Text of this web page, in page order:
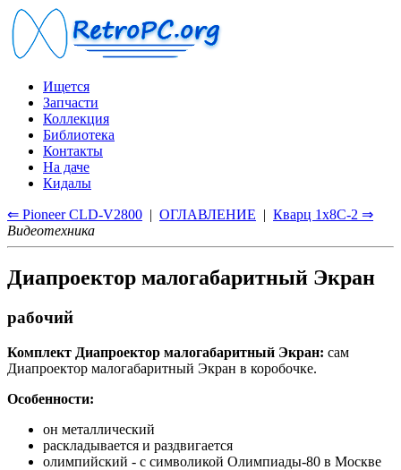
Ищется
Запчасти
Коллекция
Библиотека
Контакты
На даче
Кидалы
⇐ Pioneer CLD-V2800 | ОГЛАВЛЕНИЕ | Кварц 1x8С-2 ⇒
Видеотехника
Диапроектор малогабаритный Экран
рабочий
Комплект Диапроектор малогабаритный Экран: сам
Диапроектор малогабаритный Экран в коробочке.
Особенности:
он металлический
раскладывается и раздвигается
олимпийский - с символикой Олимпиады-80 в Москве